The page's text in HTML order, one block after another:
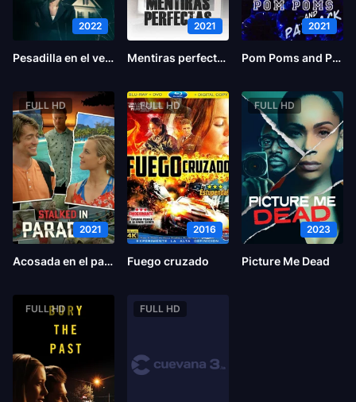
2022
Pesadilla en el vecindario
2021
Mentiras perfectas
2021
Pom Poms and Payback
FULL HD
2021
Acosada en el paraíso
FULL HD
2016
Fuego cruzado
FULL HD
2023
Picture Me Dead
FULL HD FULL HD